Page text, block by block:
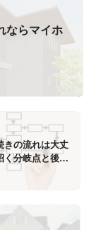
ならマイホ
きの流れは大丈
く分岐点と後悔